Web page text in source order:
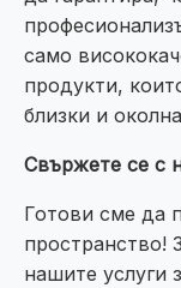
само
продукти,
близки и
Свържете се с
Готови сме да
пространство!
нашите услуги